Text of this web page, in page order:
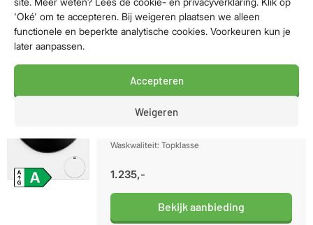
'Oké' om te accepteren. Bij weigeren plaatsen we alleen
functionele en beperkte analytische cookies. Voorkeuren kun je
later aanpassen.
Accepteren
Weigeren
Bekijk aanbieding
Siemens WG56B2ABNL
Energieklasse A-30% / Laadvermogen: 10kg /
Waskwaliteit: Topklasse
1.235,-
Bekijk aanbieding